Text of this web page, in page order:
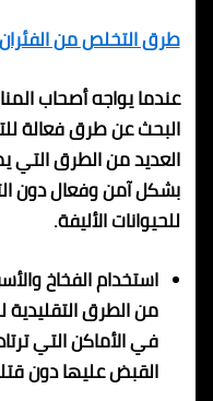
طرق التخلص من الفئران
عندما يواجه أصحاب
البحث عن طرق فعالة
العديد من الطرق التي
بشكل آمن وفعال دون
للحيوانات الأليفة.
استخدام الفخاخ
من الطرق
في الأماكن التي
القبض عليها دون